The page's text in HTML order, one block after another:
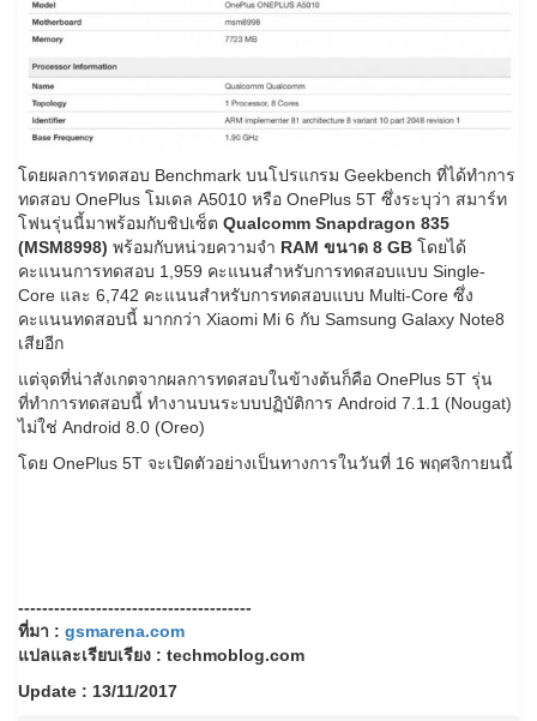
โดยผลการทดสอบ Benchmark บนโปรแกรม Geekbench ที่ได้ทำการ
ทดสอบ OnePlus โมเดล A5010 หรือ OnePlus 5T ซึ่งระบุว่า สมาร์ท
โฟนรุ่นนี้มาพร้อมกับชิปเซ็ต Qualcomm Snapdragon 835
(MSM8998) พร้อมกับหน่วยความจำ RAM ขนาด 8 GB โดยได้
คะแนนการทดสอบ 1,959 คะแนนสำหรับการทดสอบแบบ Single-
Core และ 6,742 คะแนนสำหรับการทดสอบแบบ Multi-Core ซึ่ง
คะแนนทดสอบนี้ มากกว่า Xiaomi Mi 6 กับ Samsung Galaxy Note8
เสียอีก
แต่จุดที่น่าสังเกตจากผลการทดสอบในข้างต้นก็คือ OnePlus 5T รุ่น
ที่ทำการทดสอบนี้ ทำงานบนระบบปฏิบัติการ Android 7.1.1 (Nougat)
ไม่ใช่ Android 8.0 (Oreo)
โดย OnePlus 5T จะเปิดตัวอย่างเป็นทางการในวันที่ 16 พฤศจิกายนนี้
---------------------------------------
ที่มา : gsmarena.com
แปลและเรียบเรียง : techmoblog.com
Update : 13/11/2017